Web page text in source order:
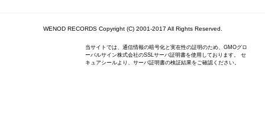
WENOD RECORDS Copyright (C) 2001-2017 All Rights Reserved.
当サイトでは、通信情報の暗号化と実在性の証明のため、GMOグロ
ーバルサイン株式会社のSSLサーバ証明書を使用しております。 セ
キュアシールより、サーバ証明書の検証結果をご確認ください。